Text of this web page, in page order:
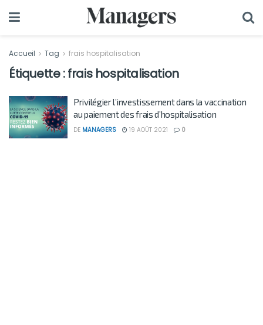
Accueil Tag frais hospitalisation
Étiquette :frais hospitalisation
Privilégier l’investissement dans la vaccination
au paiement des frais d’hospitalisation
DE MANAGERS 19 AOÛT 2021 0